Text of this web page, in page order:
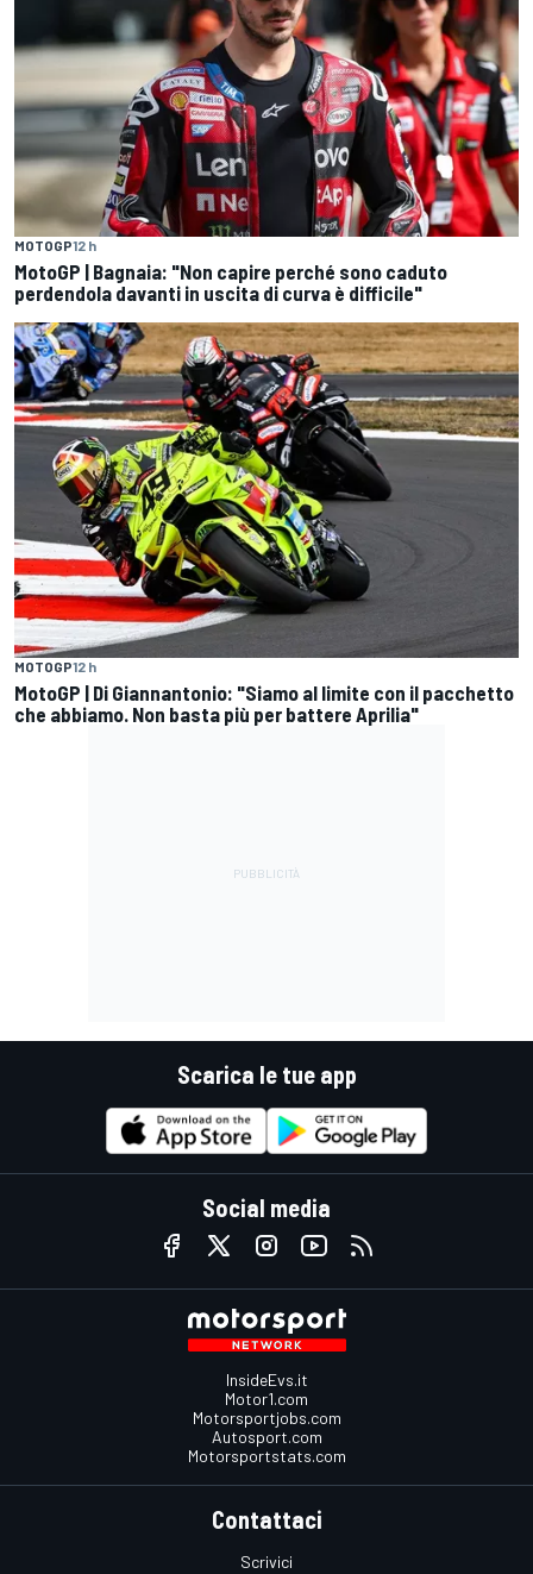
MOTOGP12 h
MotoGP | Bagnaia: "Non capire perché sono caduto
perdendola davanti in uscita di curva è difficile"
MOTOGP12 h
MotoGP | Di Giannantonio: "Siamo al limite con il pacchetto
che abbiamo. Non basta più per battere Aprilia"
Scarica le tue app
Social media
InsideEvs.it
Motor1.com
Motorsportjobs.com
Autosport.com
Motorsportstats.com
Contattaci
Scrivici